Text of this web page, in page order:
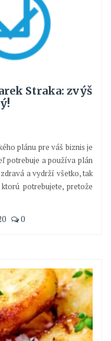
Straka: zvýš
plánu pre váš biznis je
potrebuje a používa plán
a vydrží všetko, tak
potrebujete, pretože
0